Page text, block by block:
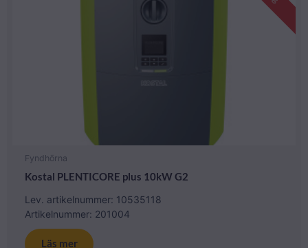
Fyndhörna
Kostal PLENTICORE plus 10kW G2
Lev. artikelnummer: 10535118
Artikelnummer: 201004
Läs mer